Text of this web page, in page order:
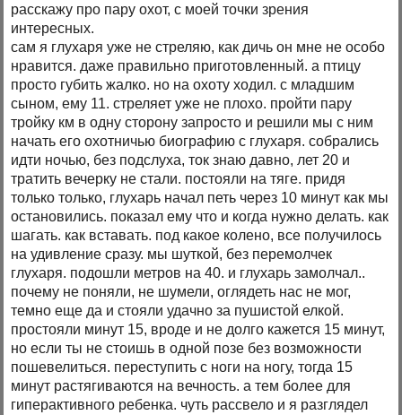
расскажу про пару охот, с моей точки зрения
интересных.
сам я глухаря уже не стреляю, как дичь он мне не особо
нравится. даже правильно приготовленный. а птицу
просто губить жалко. но на охоту ходил. с младшим
сыном, ему 11. стреляет уже не плохо. пройти пару
тройку км в одну сторону запросто и решили мы с ним
начать его охотничью биографию с глухаря. собрались
идти ночью, без подслуха, ток знаю давно, лет 20 и
тратить вечерку не стали. постояли на тяге. придя
только только, глухарь начал петь через 10 минут как мы
остановились. показал ему что и когда нужно делать. как
шагать. как вставать. под какое колено, все получилось
на удивление сразу. мы шуткой, без перемолчек
глухаря. подошли метров на 40. и глухарь замолчал..
почему не поняли, не шумели, оглядеть нас не мог,
темно еще да и стояли удачно за пушистой елкой.
простояли минут 15, вроде и не долго кажется 15 минут,
но если ты не стоишь в одной позе без возможности
пошевелиться. переступить с ноги на ногу, тогда 15
минут растягиваются на вечность. а тем более для
гиперактивного ребенка. чуть рассвело и я разглядел